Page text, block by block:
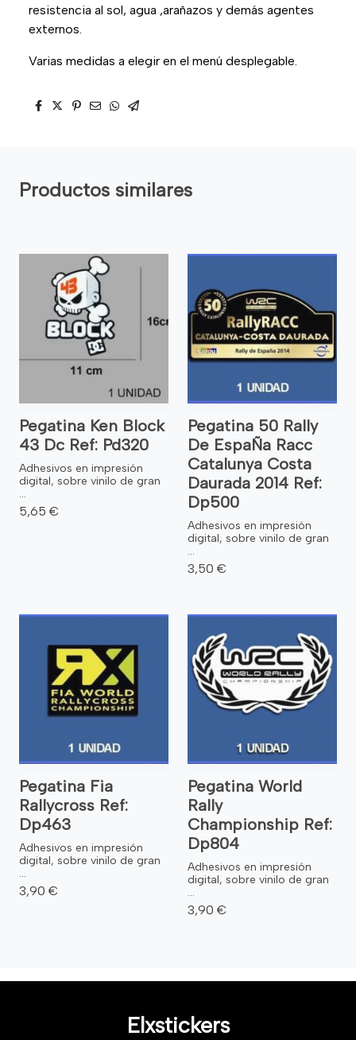
resistencia al sol, agua ,arañazos y demás agentes
externos.
Varias medidas a elegir en el menú desplegable.
Productos similares
Pegatina Ken Block
43 Dc Ref: Pd320
Adhesivos en impresión
digital, sobre vinilo de gran
...
5,65 €
Pegatina 50 Rally
De EspaÑa Racc
Catalunya Costa
Daurada 2014 Ref:
Dp500
Adhesivos en impresión
digital, sobre vinilo de gran
...
3,50 €
Pegatina Fia
Rallycross Ref:
Dp463
Adhesivos en impresión
digital, sobre vinilo de gran
...
3,90 €
Pegatina World
Rally
Championship Ref:
Dp804
Adhesivos en impresión
digital, sobre vinilo de gran
...
3,90 €
Elxstickers